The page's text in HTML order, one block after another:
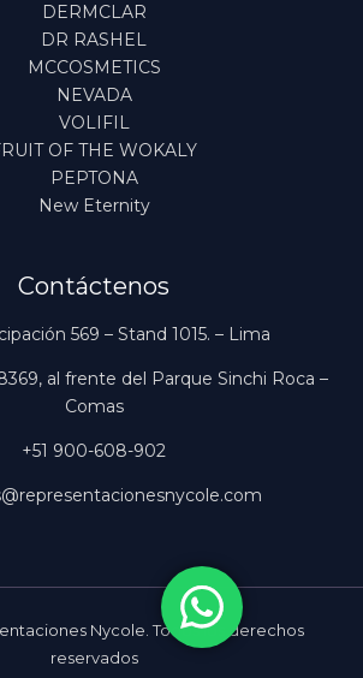
DERMCLAR
DR RASHEL
MCCOSMETICS
NEVADA
VOLIFIL
OF THE WOKALY
PEPTONA
New Eternity
Contáctenos
569 – Stand 1015. – Lima
al frente del Parque Sinchi Roca –
Comas
+51 900-608-902
Nycole. Todos los derechos
reservados